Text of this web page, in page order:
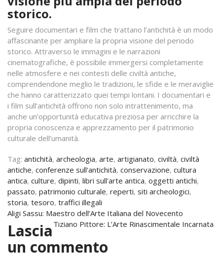
storico.
Seguire documentari e film che trattano l’antichità è un modo
affascinante per ampliare la propria visione del periodo
storico. Attraverso le immagini e le narrazioni
cinematografiche, è possibile immergersi completamente
nelle atmosfere e nei contesti delle civiltà antiche,
comprendendone meglio le tradizioni, le sfide e le meraviglie
che hanno caratterizzato quei tempi lontani. I documentari e
i film sull’antichità offrono non solo intrattenimento, ma
anche un’opportunità educativa preziosa per arricchire la
propria conoscenza e apprezzamento per il patrimonio
culturale dell’umanità.
Tag: antichità, archeologia, arte, artigianato, civiltà, civiltà
antiche, conferenze sull'antichità, conservazione, cultura
antica, culture, dipinti, libri sull'arte antica, oggetti antichi,
passato, patrimonio culturale, reperti, siti archeologici,
storia, tesoro, traffici illegali
Navigazione
articoli
Aligi Sassu: Maestro dell’Arte Italiana del Novecento
Tiziano Pittore: L’Arte Rinascimentale Incarnata
Lascia
un commento